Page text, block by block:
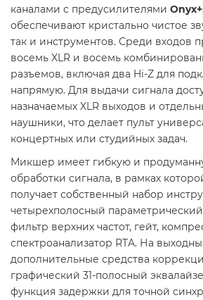
каналами с предусилителями Onyx+
обеспечивают кристально чистое
так и инструментов. Среди входов
восемь XLR и восемь
разъемов, включая два Hi-Z для
напрямую. Для выдачи сигнала
назначаемых XLR выходов и
наушники, что делает пульт
концертных или студийных задач.
Микшер имеет гибкую и
обработки сигнала, в рамках
получает собственный набор
четырехполосный
фильтр верхних частот, гейт,
спектроанализатор RTA. На
дополнительные средства
графический 31-полосный
функция задержки для точной